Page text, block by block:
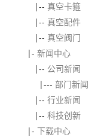
|-- 真空卡箍
|-- 真空配件
|-- 真空阀门
|- 新闻中心
|-- 公司新闻
|--- 部门新闻
|-- 行业新闻
|-- 科技创新
|- 下载中心